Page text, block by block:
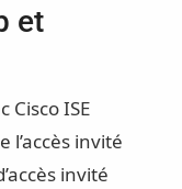
et
Cisco ISE
l’accès invité
invité